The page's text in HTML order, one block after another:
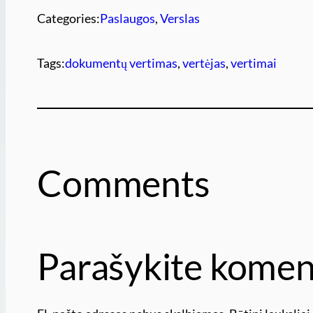
Categories:Paslaugos, Verslas
Tags:dokumentų vertimas, vertėjas, vertimai
Comments
Parašykite